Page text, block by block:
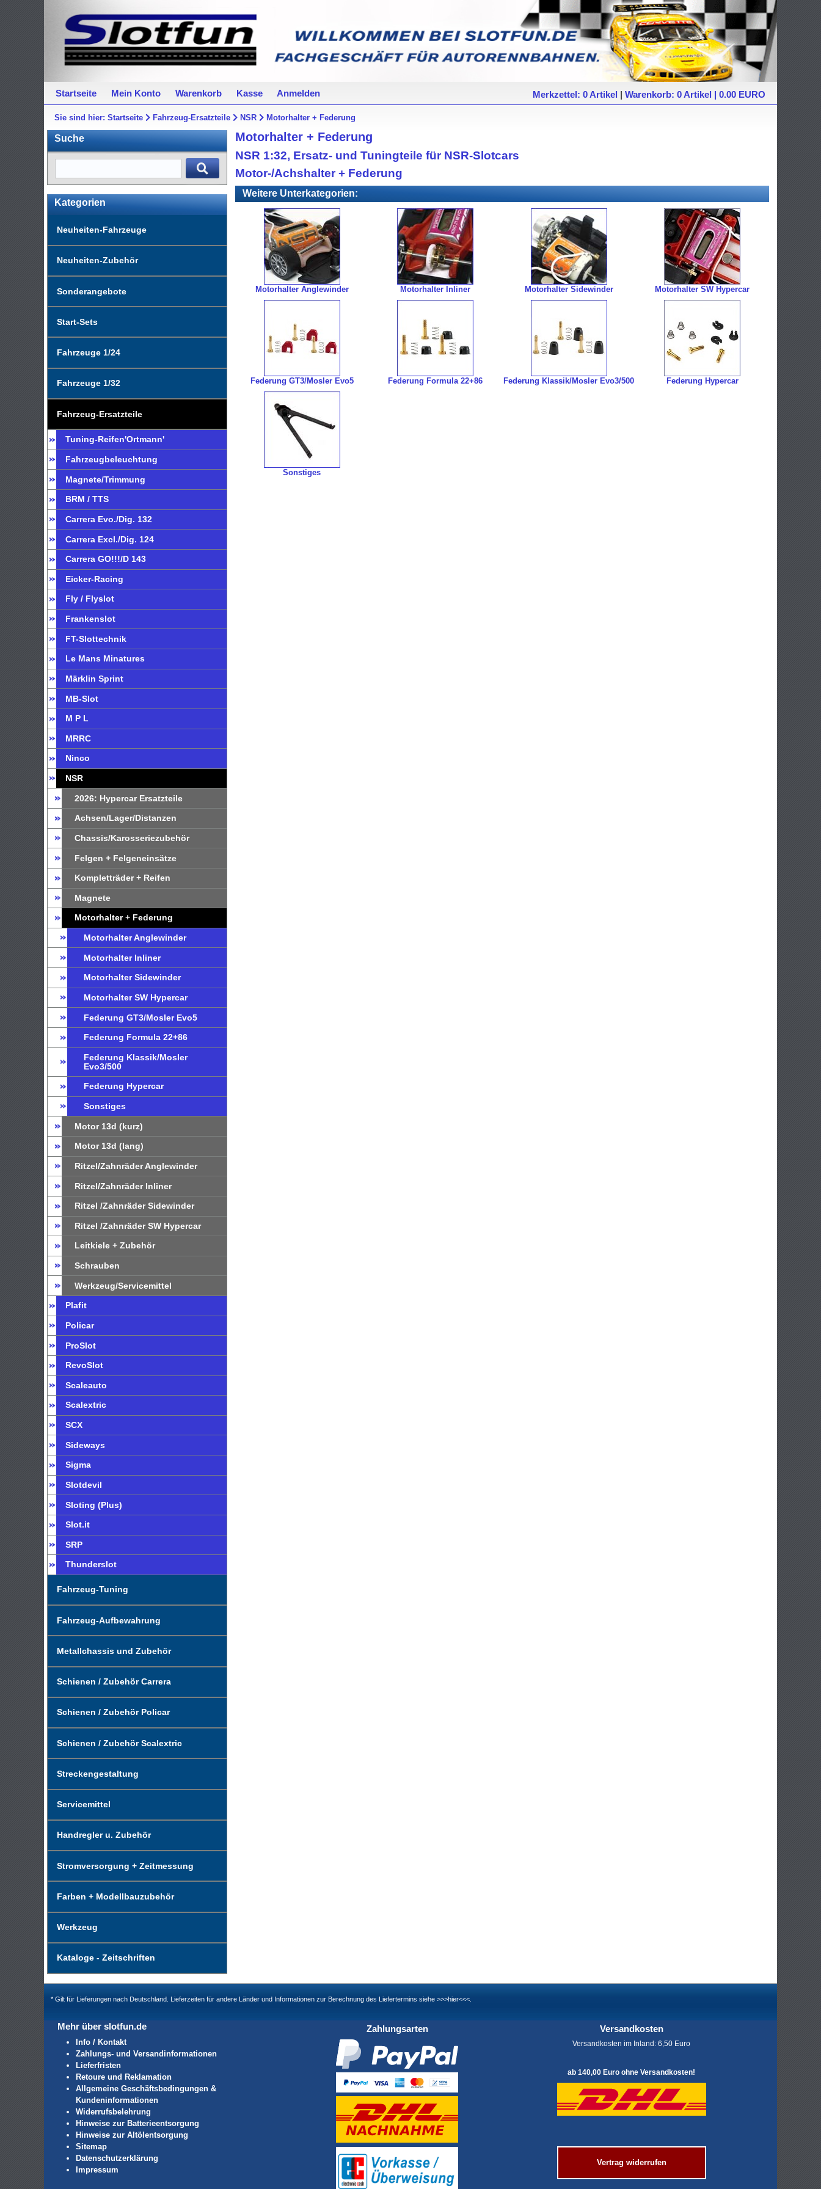
Startseite Mein Konto Warenkorb Kasse Anmelden Merkzettel: 0 Artikel | Warenkorb: 0 Artikel | 0.00 EURO
Sie sind hier:Startseite Fahrzeug-Ersatzteile NSR Motorhalter + Federung
Suche
Kategorien
Neuheiten-Fahrzeuge
Neuheiten-Zubehör
Sonderangebote
Start-Sets
Fahrzeuge 1/24
Fahrzeuge 1/32
Fahrzeug-Ersatzteile
Tuning-Reifen'Ortmann'
Fahrzeugbeleuchtung
Magnete/Trimmung
BRM / TTS
Carrera Evo./Dig. 132
Carrera Excl./Dig. 124
Carrera GO!!!/D 143
Eicker-Racing
Fly / Flyslot
Frankenslot
FT-Slottechnik
Le Mans Minatures
Märklin Sprint
MB-Slot
M P L
MRRC
Ninco
NSR
2026: Hypercar Ersatzteile
Achsen/Lager/Distanzen
Chassis/Karosseriezubehör
Felgen + Felgeneinsätze
Kompletträder + Reifen
Magnete
Motorhalter + Federung
Motorhalter Anglewinder
Motorhalter Inliner
Motorhalter Sidewinder
Motorhalter SW Hypercar
Federung GT3/Mosler Evo5
Federung Formula 22+86
Federung Klassik/Mosler
Evo3/500
Federung Hypercar
Sonstiges
Motor 13d (kurz)
Motor 13d (lang)
Ritzel/Zahnräder Anglewinder
Ritzel/Zahnräder Inliner
Ritzel /Zahnräder Sidewinder
Ritzel /Zahnräder SW Hypercar
Leitkiele + Zubehör
Schrauben
Werkzeug/Servicemittel
Plafit
Policar
ProSlot
RevoSlot
Scaleauto
Scalextric
SCX
Sideways
Sigma
Slotdevil
Sloting (Plus)
Slot.it
SRP
Thunderslot
Fahrzeug-Tuning
Fahrzeug-Aufbewahrung
Metallchassis und Zubehör
Schienen / Zubehör Carrera
Schienen / Zubehör Policar
Schienen / Zubehör Scalextric
Streckengestaltung
Servicemittel
Handregler u. Zubehör
Stromversorgung + Zeitmessung
Farben + Modellbauzubehör
Werkzeug
Kataloge - Zeitschriften
Motorhalter + Federung
NSR 1:32, Ersatz- und Tuningteile für NSR-Slotcars
Motor-/Achshalter + Federung
Weitere Unterkategorien:
Motorhalter Anglewinder Motorhalter Inliner Motorhalter Sidewinder Motorhalter SW Hypercar
Federung GT3/Mosler Evo5 Federung Formula 22+86 Federung Klassik/Mosler Evo3/500 Federung Hypercar
Sonstiges
* Gilt für Lieferungen nach Deutschland. Lieferzeiten für andere Länder und Informationen zur Berechnung des Liefertermins siehe >>>hier<<<.
Mehr über slotfun.de
Info / Kontakt
Zahlungs- und Versandinformationen
Lieferfristen
Retoure und Reklamation
Allgemeine Geschäftsbedingungen &
Kundeninformationen
Widerrufsbelehrung
Hinweise zur Batterieentsorgung
Hinweise zur Altölentsorgung
Sitemap
Datenschutzerklärung
Impressum
Zahlungsarten Versandkosten
Versandkosten im Inland: 6,50 Euro
ab 140,00 Euro ohne Versandkosten!
Vertrag widerrufen